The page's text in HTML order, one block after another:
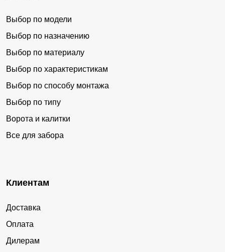
Выбор по модели
Выбор по назначению
Выбор по материалу
Выбор по характеристикам
Выбор по способу монтажа
Выбор по типу
Ворота и калитки
Все для забора
Клиентам
Доставка
Оплата
Дилерам